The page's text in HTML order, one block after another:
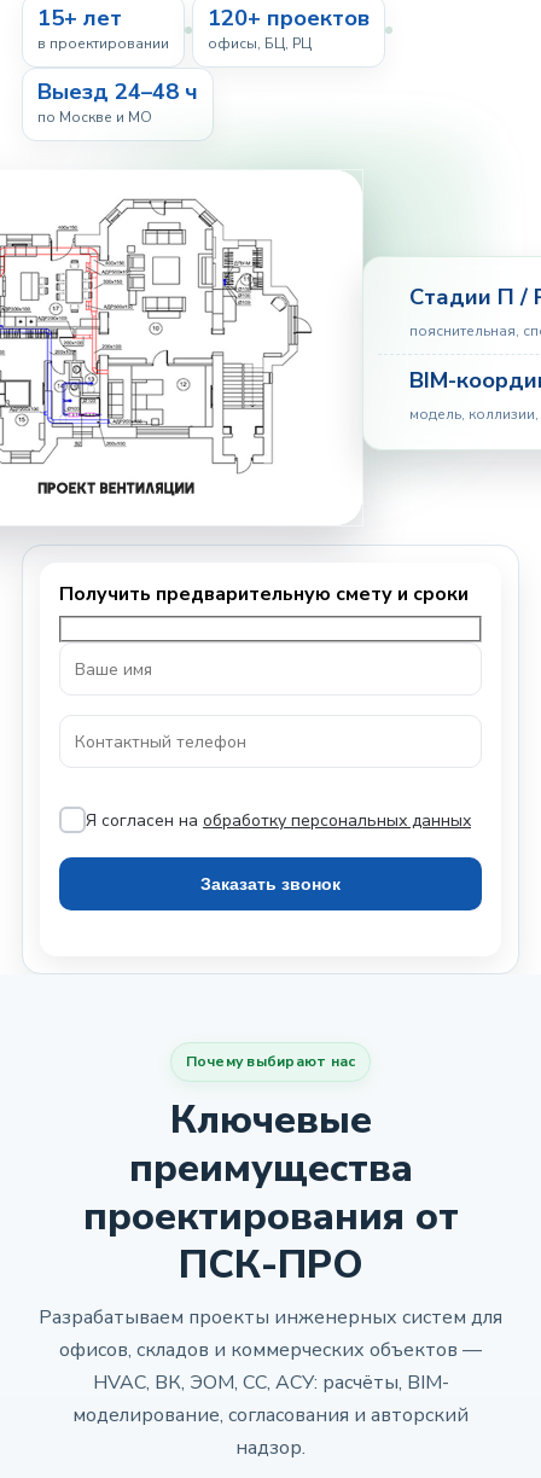
15+ лет
в проектировании
120+ проектов
офисы, БЦ, РЦ
Выезд 24–48 ч
по Москве и МО
Стадии П /
пояснительная,
BIM-
модель,
Я согласен на обработку персональных данных
Почему выбирают нас
Ключевые
преимущества
проектирования от
ПСК-ПРО
Разрабатываем проекты инженерных систем для
офисов, складов и коммерческих объектов —
HVAC, ВК, ЭОМ, СС, АСУ: расчёты, BIM-
моделирование, согласования и авторский
надзор.